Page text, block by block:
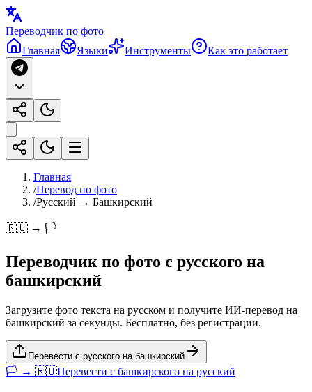
Переводчик по фото
Главная
Языки Инструменты Как это работает
Главная
/Перевод по фото
/Русский → Башкирский
🇷🇺 → 🏳️
Переводчик по фото с русского на
башкирский
Загрузите фото текста на русском и получите ИИ-перевод на
башкирский за секунды. Бесплатно, без регистрации.
Перевести с русского на башкирский
🏳️ → 🇷🇺Перевести с башкирского на русский